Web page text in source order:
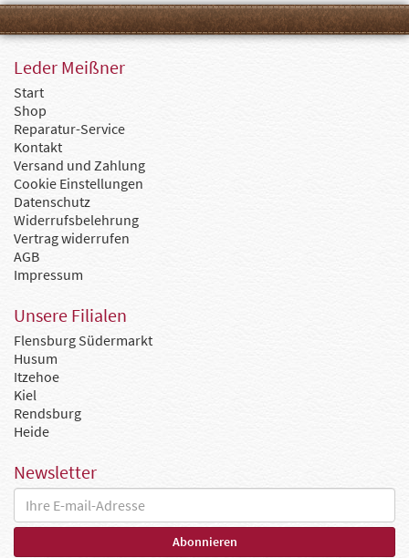
Leder Meißner
Start
Shop
Reparatur-Service
Kontakt
Versand und Zahlung
Cookie Einstellungen
Datenschutz
Widerrufsbelehrung
Vertrag widerrufen
AGB
Impressum
Unsere Filialen
Flensburg Südermarkt
Husum
Itzehoe
Kiel
Rendsburg
Heide
Newsletter